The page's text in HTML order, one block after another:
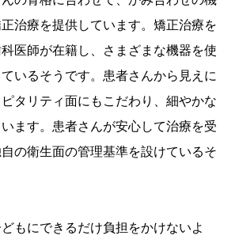
治療を提供しています。矯正治療を
医師が在籍し、さまざまな機器を使
いるそうです。患者さんから見えに
タリティ面にもこだわり、細やかな
ます。患者さんが安心して治療を受
の衛生面の管理基準を設けているそ
もにできるだけ負担をかけないよ